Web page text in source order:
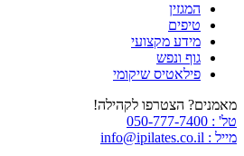
המגזין
טיפים
מידע מקצועי
גוף ונפש
פילאטיס שיקומי
מאמנים? הצטרפו לקהילה!
טל' : 050-777-7400
מייל : info@ipilates.co.il